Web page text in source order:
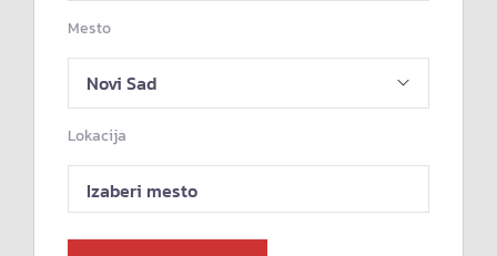
Mesto
Lokacija
Izaberi mesto